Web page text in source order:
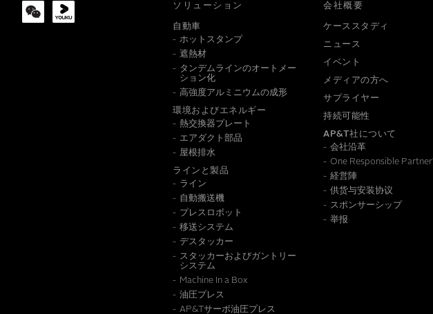
メッセージ
この情報の保存方法についての
ソリューション
自動車
ホットスタンプ
遮熱材
タンデムラインのオートメー
ション化
高強度アルミニウムの成形
環境およびエネルギー
熱交換器プレート
エアダクト部品
屋根排水
ラインと製品
ライン
自動搬送機
プレスロボット
移送システム
デスタッカー
スタッカーおよびガントリー
システム
Machine In a Box
油圧プレス
AP&Tサーボ油圧プレス
会社概要
ケーススタディ
ニュース
イベント
メディアの方へ
サプライヤー
持続可能性
AP&T社について
会社沿革
One Responsible Partner
経営陣
供货与安装协议
スポンサーシップ
举报